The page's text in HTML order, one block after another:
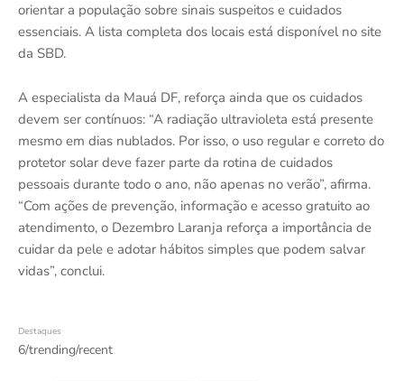
orientar a população sobre sinais suspeitos e cuidados
essenciais. A lista completa dos locais está disponível no site
da SBD.
A especialista da Mauá DF, reforça ainda que os cuidados
devem ser contínuos: “A radiação ultravioleta está presente
mesmo em dias nublados. Por isso, o uso regular e correto do
protetor solar deve fazer parte da rotina de cuidados
pessoais durante todo o ano, não apenas no verão”, afirma.
“Com ações de prevenção, informação e acesso gratuito ao
atendimento, o Dezembro Laranja reforça a importância de
cuidar da pele e adotar hábitos simples que podem salvar
vidas”, conclui.
Destaques
6/trending/recent